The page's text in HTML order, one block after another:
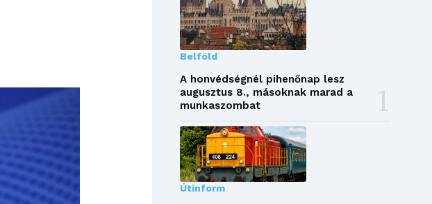
Belföld
A honvédségnél pihenőnap lesz
augusztus 8., másoknak marad a
munkaszombat
Útinform